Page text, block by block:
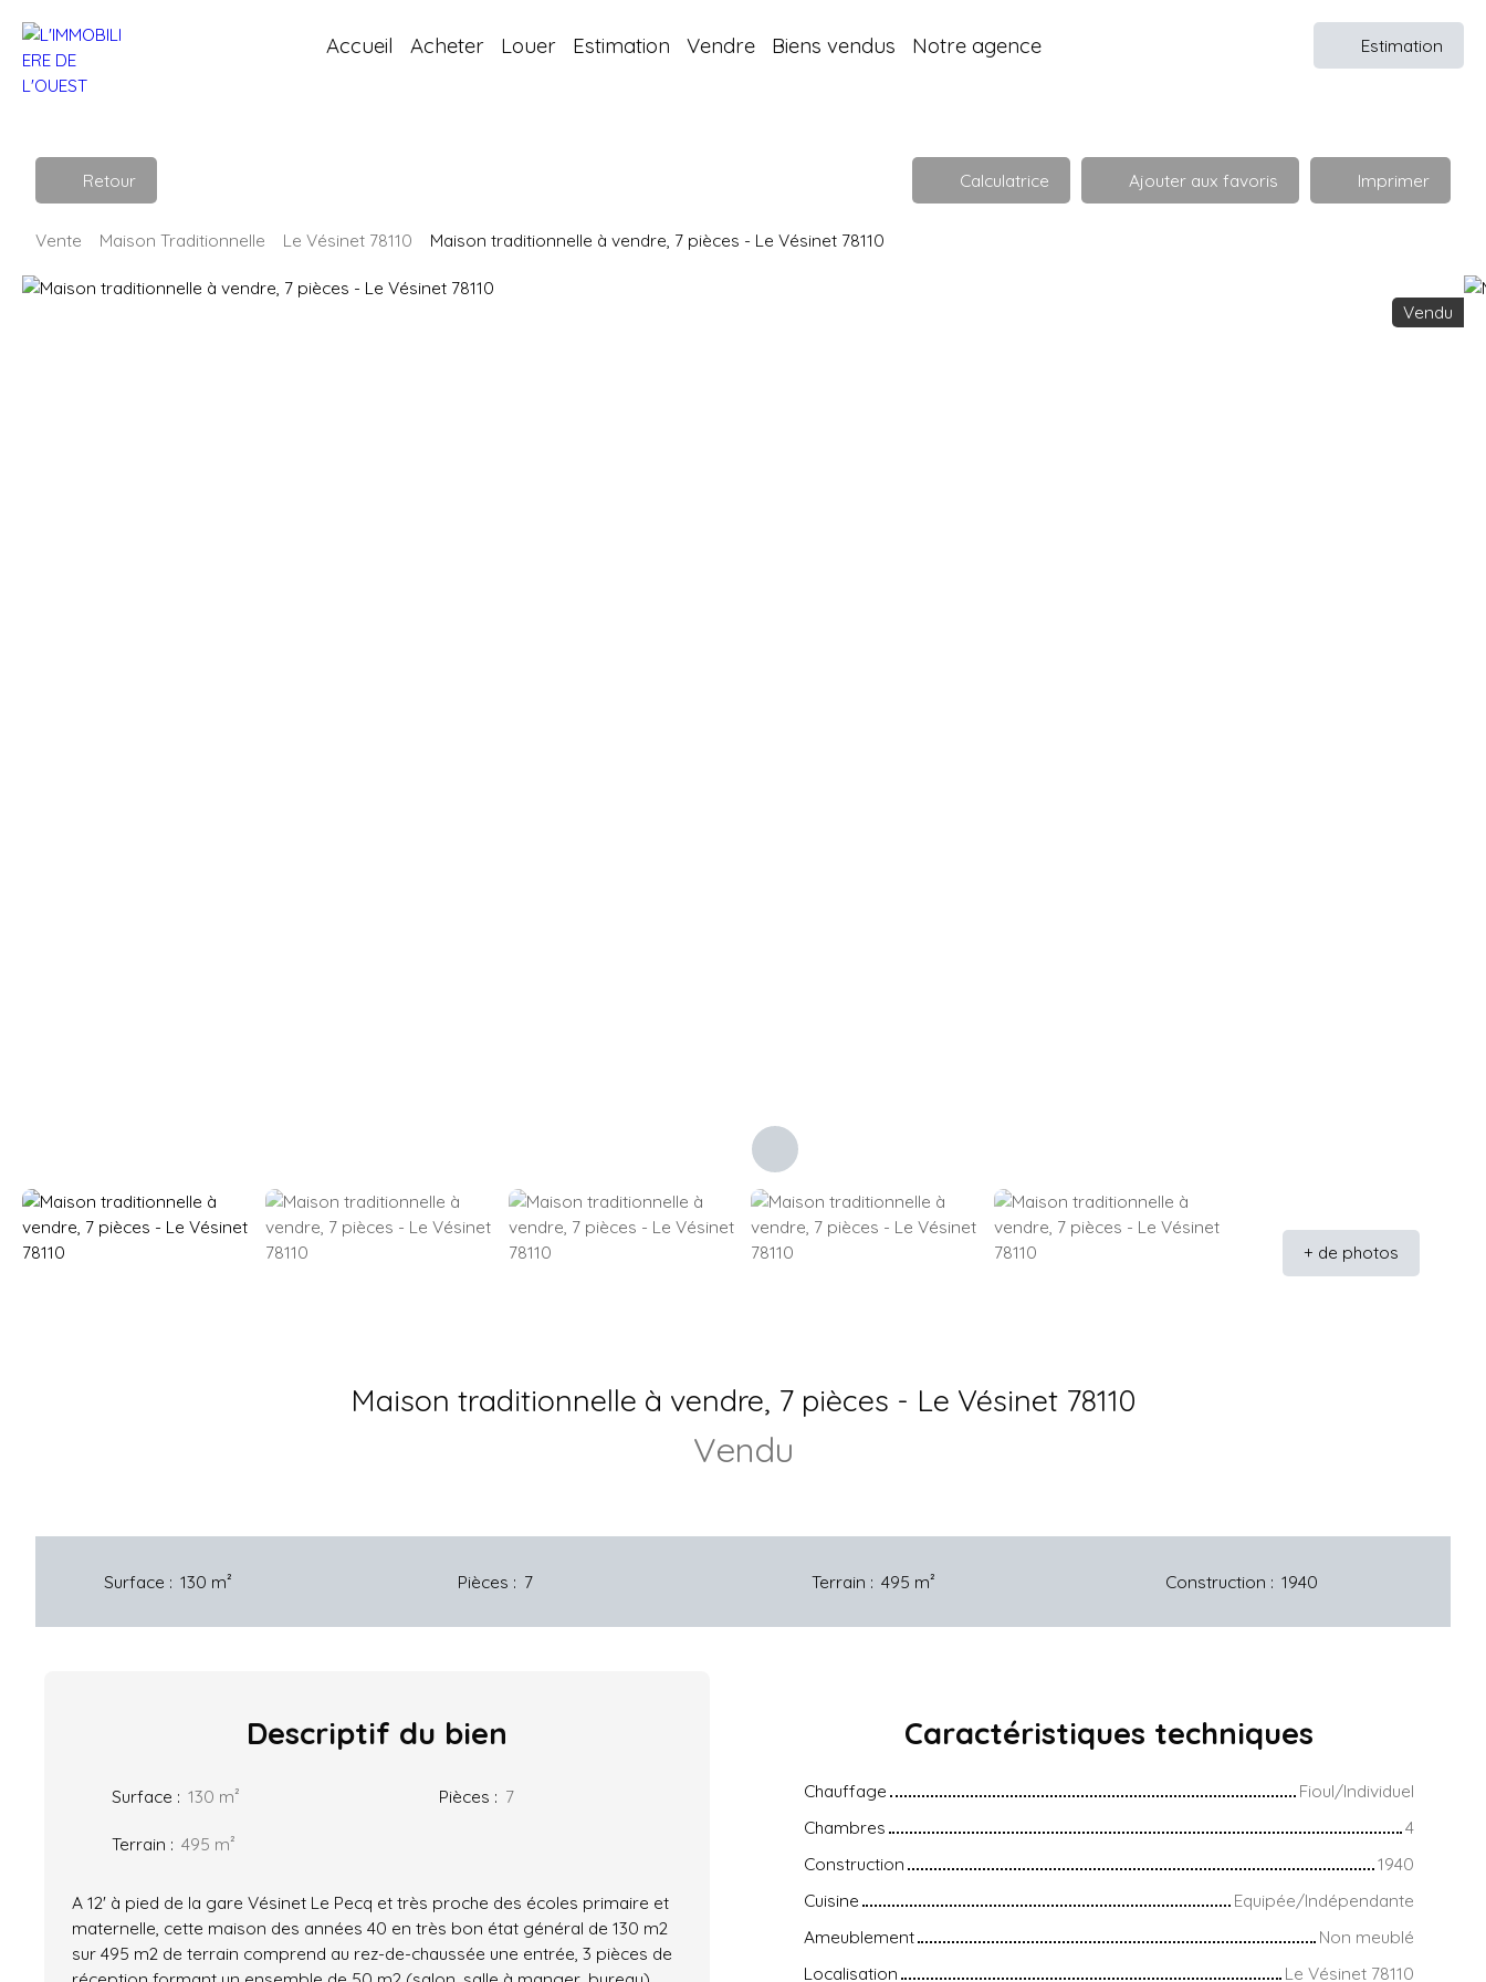
Accueil Acheter Louer Estimation Vendre Biens vendus Notre agence Estimation
Retour Calculatrice Ajouter aux favoris Imprimer
Vente Maison Traditionnelle Le Vésinet 78110 Maison traditionnelle à vendre, 7 pièces - Le Vésinet 78110
Vendu
+ de photos
Maison traditionnelle à vendre, 7 pièces - Le Vésinet 78110
Vendu
Surface : 130 m² Pièces : 7 Terrain : 495 m² Construction : 1940
Descriptif du bien
Surface : 130 m² Pièces : 7
Terrain : 495 m²
A 12' à pied de la gare Vésinet Le Pecq et très proche des écoles primaire et
maternelle, cette maison des années 40 en très bon état général de 130 m2
sur 495 m2 de terrain comprend au rez-de-chaussée une entrée, 3 pièces de
Caractéristiques techniques
Chauffage
Fioul/Individuel
Chambres
4
Construction
1940
Cuisine
Equipée/Indépendante
Ameublement
Non meublé
Localisation
Le Vésinet 78110